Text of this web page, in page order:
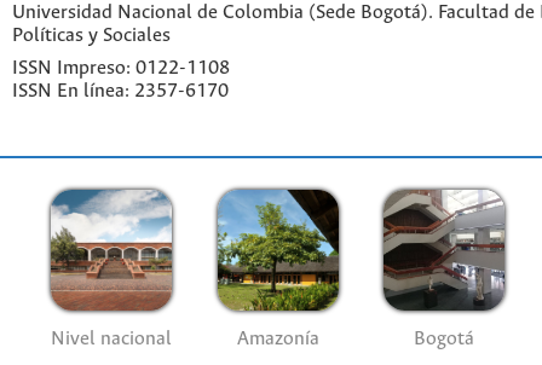
Universidad Nacional de Colombia (Sede Bogotá). Facultad de
Políticas y Sociales
ISSN Impreso: 0122-1108
ISSN En línea: 2357-6170
Nivel nacional Amazonía Bogotá